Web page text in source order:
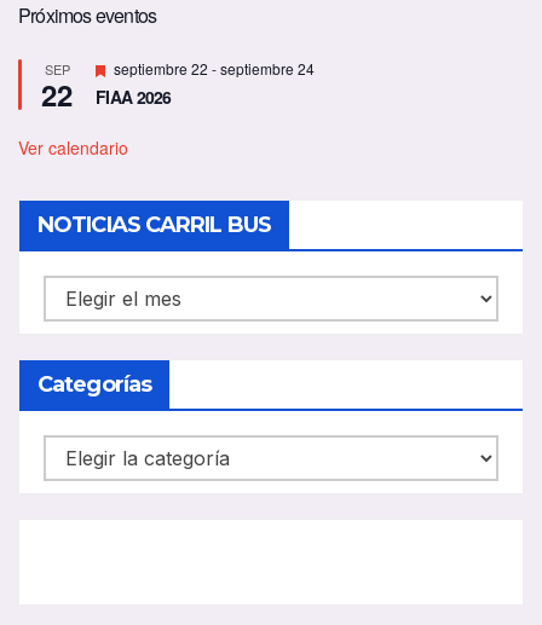
Próximos eventos
SEP
22
D
e
s
a
d
o
septiembre 22 -septiembre 24
FIAA 2026
Ver calendario
NOTICIAS CARRIL BUS
NOTICIAS
CARRIL
BUS
Categorías
Categorías